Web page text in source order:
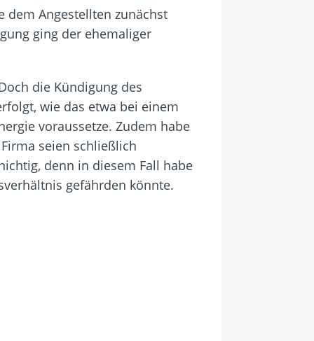
dem Angestellten zunächst
ging der ehemaliger
die Kündigung des
wie das etwa bei einem
voraussetze. Zudem habe
seien schließlich
denn in diesem Fall habe
gefährden könnte.